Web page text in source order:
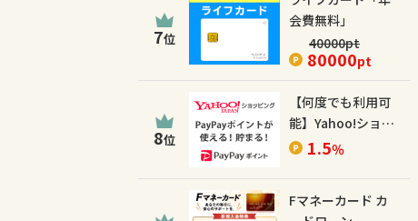
7位
会費無料」
40000pt
80000pt
8位
【何度でも利用可
能】Yahoo!ショッ
ピング
1.5％
Fマネーカード カ